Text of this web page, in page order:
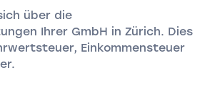
über die
Ihrer GmbH in Zürich. Dies
Einkommensteuer